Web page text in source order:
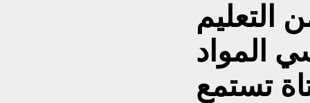
المواد
تستمع